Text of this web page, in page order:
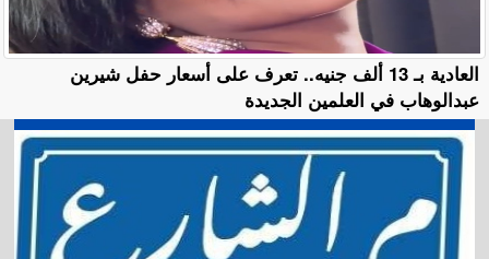
العادية بـ 13 ألف جنيه.. تعرف على أسعار حفل شيرين
عبدالوهاب في العلمين الجديدة